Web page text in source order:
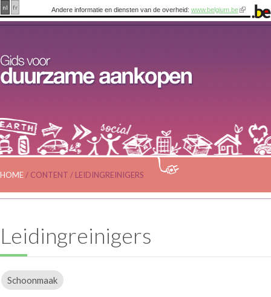
nl fr Andere informatie en diensten van de overheid: www.belgium.be
HOME / CONTENT / LEIDINGREINIGERS
Leidingreinigers
Schoonmaak